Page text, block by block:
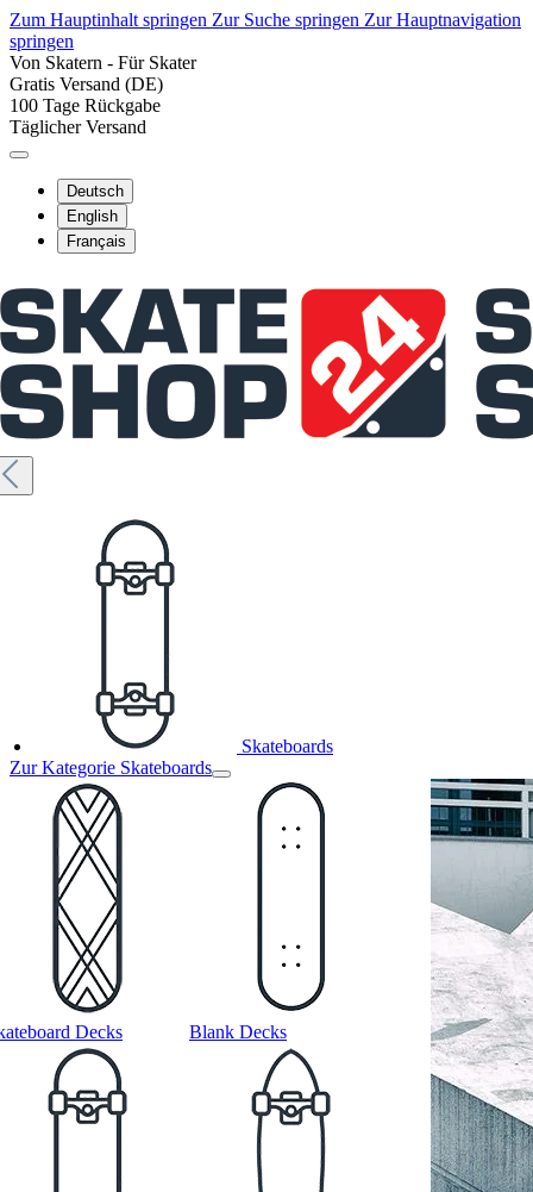
Zum Hauptinhalt springen Zur Suche springen Zur Hauptnavigation
springen
Von Skatern - Für Skater
Gratis Versand (DE)
100 Tage Rückgabe
Täglicher Versand
Deutsch
English
Français
Skateboards
Zur Kategorie Skateboards
Decks Blank Decks